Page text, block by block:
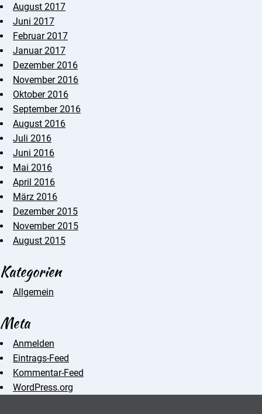
August 2017
Juni 2017
Februar 2017
Januar 2017
Dezember 2016
November 2016
Oktober 2016
September 2016
August 2016
Juli 2016
Juni 2016
Mai 2016
April 2016
März 2016
Dezember 2015
November 2015
August 2015
Kategorien
Allgemein
Meta
Anmelden
Eintrags-Feed
Kommentar-Feed
WordPress.org